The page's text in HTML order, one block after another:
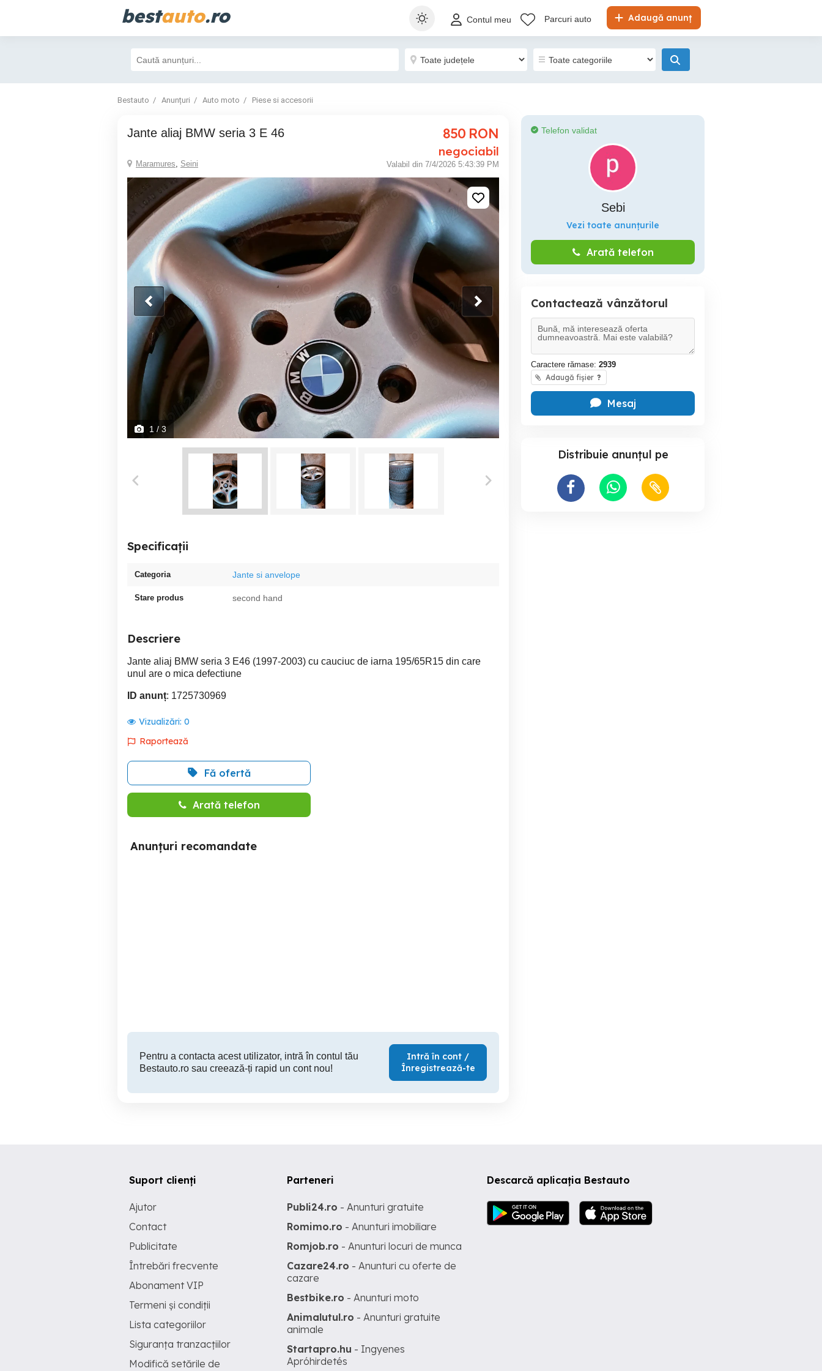
bestauto.ro Adaugă anunț
Contul meu Parcuri auto
Bestauto Anunțuri Auto moto Piese si accesorii
Jante aliaj BMW seria 3 E 46 850 RON
negociabil
Maramures, Seini Valabil din 7/4/2026 5:43:39 PM
1 / 3
Specificații
Categoria Jante si anvelope
Stare produs second hand
Descriere
Jante aliaj BMW seria 3 E46 (1997-2003) cu cauciuc de iarna 195/65R15 din care
unul are o mica defectiune
ID anunț: 1725730969
Vizualizări: 0
Raportează
Fă ofertă
Arată telefon
Anunțuri recomandate
Pentru a contacta acest utilizator, intră în contul tău
Bestauto.ro sau creează-ți rapid un cont nou!
Intră în cont /
Înregistrează-te
Telefon validat
Sebi
Vezi toate anunțurile
Arată telefon
Contactează vânzătorul
Caractere rămase: 2939
Adaugă fișier ?
Mesaj
Distribuie anunțul pe
Descarcă aplicația Bestauto
Suport clienți
Ajutor
Contact
Publicitate
Întrebări frecvente
Abonament VIP
Termeni și condiții
Lista categoriilor
Siguranța tranzacțiilor
Modifică setările de
Parteneri
Publi24.ro - Anunturi gratuite
Romimo.ro - Anunturi imobiliare
Romjob.ro - Anunturi locuri de munca
Cazare24.ro - Anunturi cu oferte de
cazare
Bestbike.ro - Anunturi moto
Animalutul.ro - Anunturi gratuite
animale
Startapro.hu - Ingyenes
Apróhirdetés